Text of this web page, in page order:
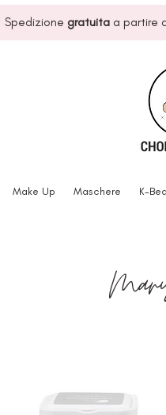
Spedizione gratuita a partire
Make Up Maschere K-